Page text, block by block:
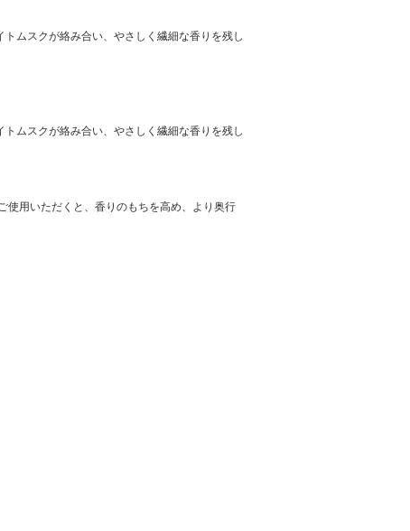
ムスクが絡み合い、やさしく繊細な香りを残し
ムスクが絡み合い、やさしく繊細な香りを残し
使用いただくと、香りのもちを高め、より奥行